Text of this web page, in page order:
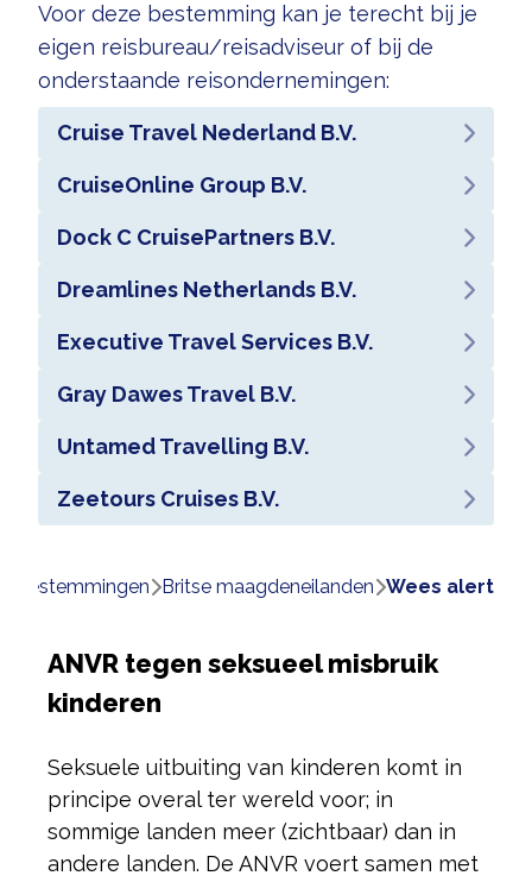
Voor deze bestemming kan je terecht bij je
eigen reisbureau/reisadviseur of bij de
onderstaande reisondernemingen:
Cruise Travel Nederland B.V.
CruiseOnline Group B.V.
Dock C CruisePartners B.V.
Dreamlines Netherlands B.V.
Executive Travel Services B.V.
Gray Dawes Travel B.V.
Untamed Travelling B.V.
Zeetours Cruises B.V.
bestemmingen britse maagdeneilanden wees alert
ANVR tegen seksueel misbruik
kinderen
Seksuele uitbuiting van kinderen komt in
principe overal ter wereld voor; in
sommige landen meer (zichtbaar) dan in
andere landen. De ANVR voert samen met